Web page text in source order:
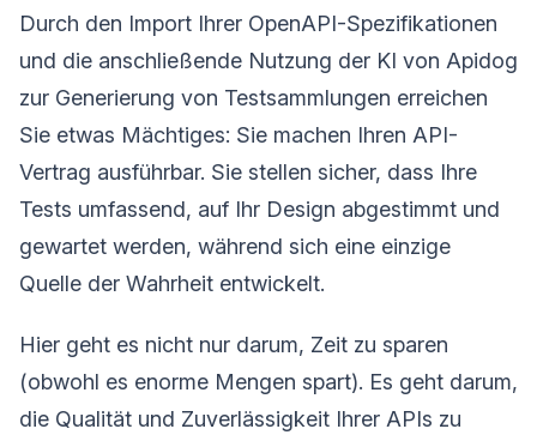
Durch den Import Ihrer OpenAPI-Spezifikationen
und die anschließende Nutzung der KI von Apidog
zur Generierung von Testsammlungen erreichen
Sie etwas Mächtiges: Sie machen Ihren API-
Vertrag ausführbar. Sie stellen sicher, dass Ihre
Tests umfassend, auf Ihr Design abgestimmt und
gewartet werden, während sich eine einzige
Quelle der Wahrheit entwickelt.
Hier geht es nicht nur darum, Zeit zu sparen
(obwohl es enorme Mengen spart). Es geht darum,
die Qualität und Zuverlässigkeit Ihrer APIs zu